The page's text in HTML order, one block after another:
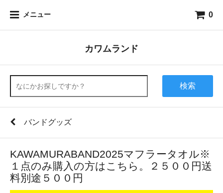
メニュー 0
カワムランド
検索
バンドグッズ
KAWAMURABAND2025マフラータオル※
１点のみ購入の方はこちら。２５００円送
料別途５００円